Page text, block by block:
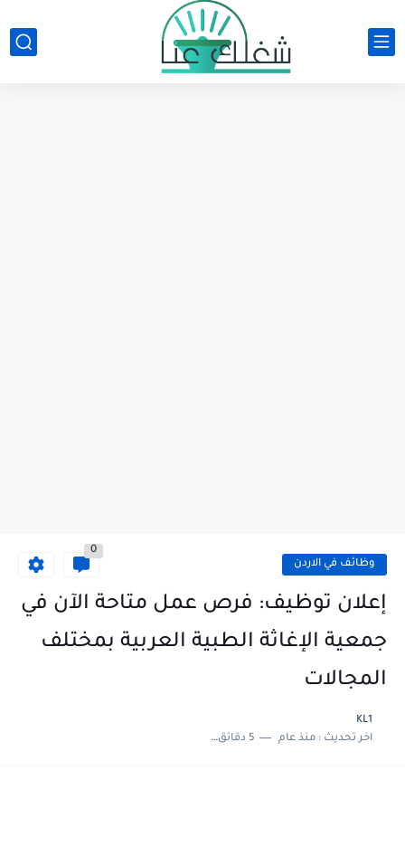
وظائف في الاردن
0
إعلان توظيف: فرص عمل متاحة الآن في
جمعية الإغاثة الطبية العربية بمختلف
المجالات
KL1
اخر تحديث :منذ عام 5 دقائق للقراءة